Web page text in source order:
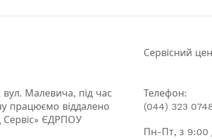
вул. Малевича, під час
працюємо віддалено
ЄДРПОУ
Сервісний
Телефон:
(044) 323
Пн-Пт, з 9:00